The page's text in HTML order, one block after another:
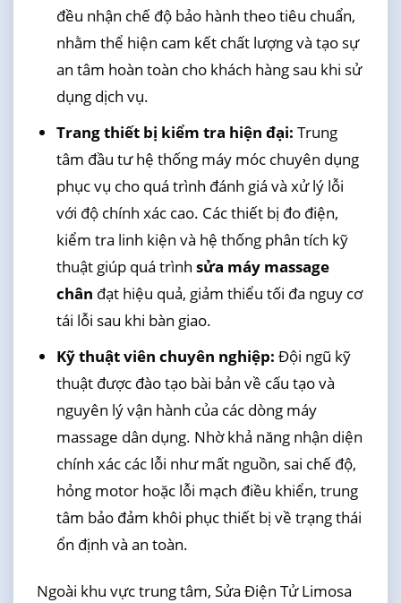
đều nhận chế độ bảo hành theo tiêu chuẩn,
nhằm thể hiện cam kết chất lượng và tạo sự
an tâm hoàn toàn cho khách hàng sau khi sử
dụng dịch vụ.
Trang thiết bị kiểm tra hiện đại: Trung
tâm đầu tư hệ thống máy móc chuyên dụng
phục vụ cho quá trình đánh giá và xử lý lỗi
với độ chính xác cao. Các thiết bị đo điện,
kiểm tra linh kiện và hệ thống phân tích kỹ
thuật giúp quá trình sửa máy massage
chân đạt hiệu quả, giảm thiểu tối đa nguy cơ
tái lỗi sau khi bàn giao.
Kỹ thuật viên chuyên nghiệp: Đội ngũ kỹ
thuật được đào tạo bài bản về cấu tạo và
nguyên lý vận hành của các dòng máy
massage dân dụng. Nhờ khả năng nhận diện
chính xác các lỗi như mất nguồn, sai chế độ,
hỏng motor hoặc lỗi mạch điều khiển, trung
tâm bảo đảm khôi phục thiết bị về trạng thái
ổn định và an toàn.
Ngoài khu vực trung tâm, Sửa Điện Tử Limosa